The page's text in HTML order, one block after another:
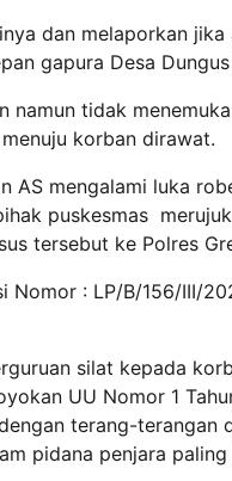
dan melaporkan
gapura Desa
namun tidak
korban dirawat.
AS mengalami luka
puskesmas
tersebut ke Polres
: LP/B/156/III/
silat kepada
UU Nomor 1
terang-terangan
pidana penjara